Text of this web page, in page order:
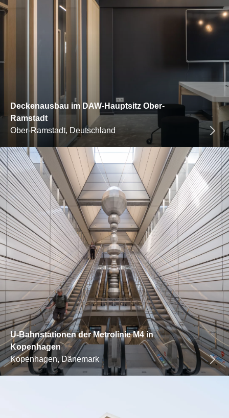
Deckenausbau im DAW-Hauptsitz Ober-
Ramstadt
Ober-Ramstadt, Deutschland
U-Bahnstationen der Metrolinie M4 in
Kopenhagen
Kopenhagen, Dänemark